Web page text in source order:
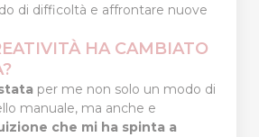
di difficoltà e affrontare nuove
HA CAMBIATO
per me non solo un modo di
manuale, ma anche e
che mi ha spinta a